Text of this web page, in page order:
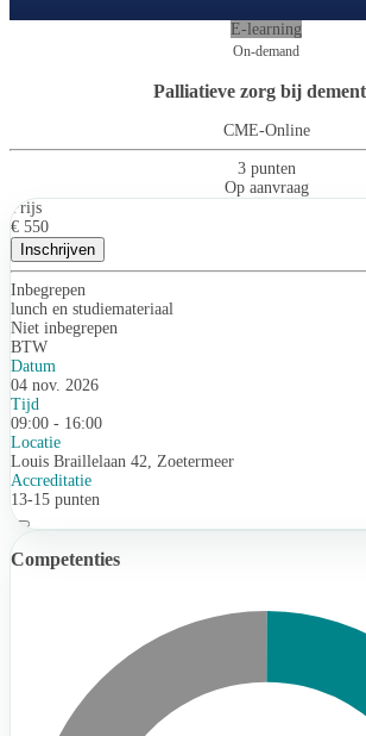
E-learning
On-demand
Palliatieve zorg bij
CME-Online
3 punten
Op aanvraag
Prijs
€ 550
Inschrijven
Inbegrepen
lunch en studiemateriaal
Niet inbegrepen
BTW
Datum
04 nov. 2026
Tijd
09:00 - 16:00
Locatie
Louis Braillelaan 42, Zoetermeer
Accreditatie
13-15 punten
Competenties